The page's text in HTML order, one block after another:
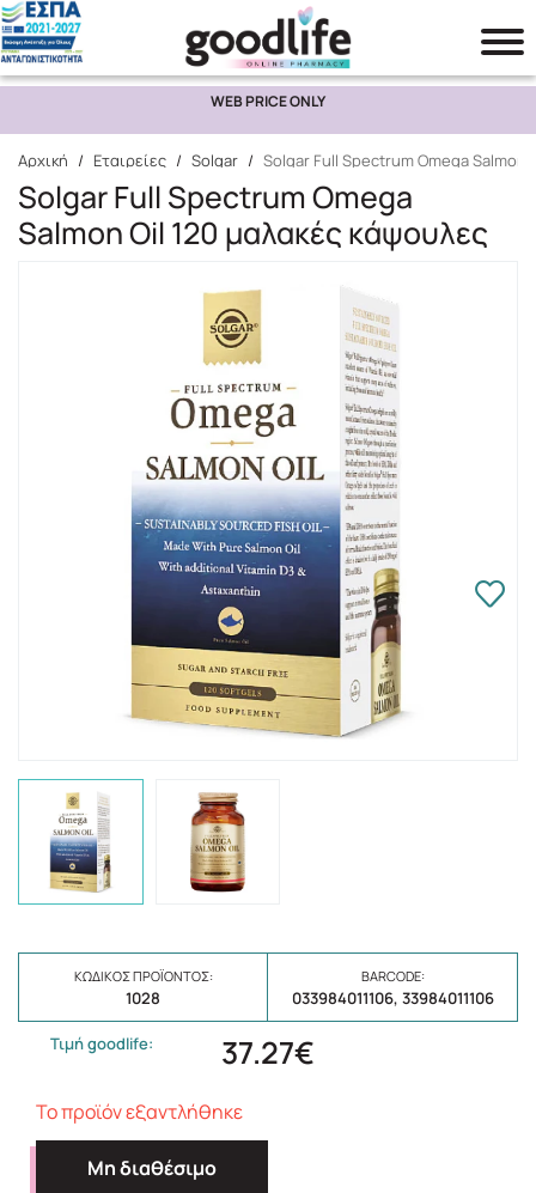
Αναζήτηση
WEB PRICE ONLY
Αρχική / Εταιρείες / Solgar / Solgar Full Spectrum Omega Salmon
Solgar Full Spectrum Omega
Salmon Oil 120 μαλακές κάψουλες
ΚΩΔΙΚΌΣ ΠΡΟΪΌΝΤΟΣ:
1028
BARCODE:
033984011106, 33984011106
Τιμή goodlife: 37.27€
Το προϊόν εξαντλήθηκε
Μη διαθέσιμο